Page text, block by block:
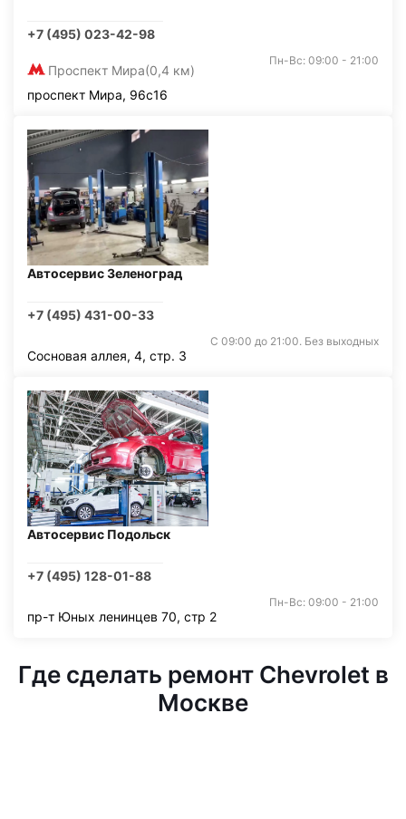
+7 (495) 023-42-98
Проспект Мира(0,4 км)
Пн-Вс: 09:00 - 21:00
проспект Мира, 96с16
Автосервис Зеленоград
+7 (495) 431-00-33
С 09:00 до 21:00. Без выходных
Сосновая аллея, 4, стр. 3
Автосервис Подольск
+7 (495) 128-01-88
Пн-Вс: 09:00 - 21:00
пр-т Юных ленинцев 70, стр 2
Где сделать ремонт Chevrolet в
Москве